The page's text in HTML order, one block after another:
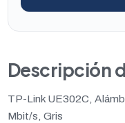
Descripción
TP-Link UE302C,
Mbit/s, Gris